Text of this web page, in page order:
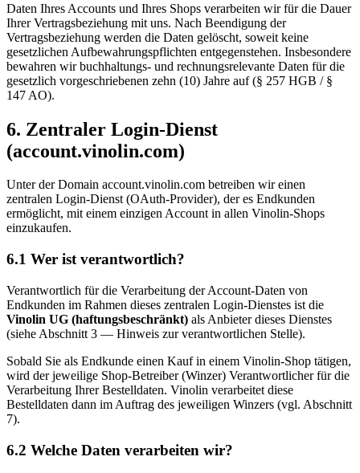
Daten Ihres Accounts und Ihres Shops verarbeiten wir für die Dauer
Ihrer Vertragsbeziehung mit uns. Nach Beendigung der
Vertragsbeziehung werden die Daten gelöscht, soweit keine
gesetzlichen Aufbewahrungspflichten entgegenstehen. Insbesondere
bewahren wir buchhaltungs- und rechnungsrelevante Daten für die
gesetzlich vorgeschriebenen zehn (10) Jahre auf (§ 257 HGB / §
147 AO).
6. Zentraler Login-Dienst
(account.vinolin.com)
Unter der Domain account.vinolin.com betreiben wir einen
zentralen Login-Dienst (OAuth-Provider), der es Endkunden
ermöglicht, mit einem einzigen Account in allen Vinolin-Shops
einzukaufen.
6.1 Wer ist verantwortlich?
Verantwortlich für die Verarbeitung der Account-Daten von
Endkunden im Rahmen dieses zentralen Login-Dienstes ist die
Vinolin UG (haftungsbeschränkt) als Anbieter dieses Dienstes
(siehe Abschnitt 3 — Hinweis zur verantwortlichen Stelle).
Sobald Sie als Endkunde einen Kauf in einem Vinolin-Shop tätigen,
wird der jeweilige Shop-Betreiber (Winzer) Verantwortlicher für die
Verarbeitung Ihrer Bestelldaten. Vinolin verarbeitet diese
Bestelldaten dann im Auftrag des jeweiligen Winzers (vgl. Abschnitt
7).
6.2 Welche Daten verarbeiten wir?